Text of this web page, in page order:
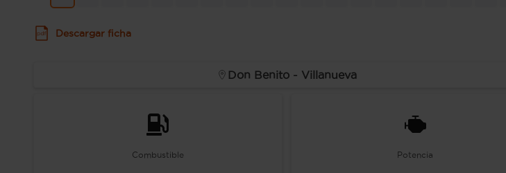
Descargar ficha
Don Benito - Villanueva
Combustible Potencia